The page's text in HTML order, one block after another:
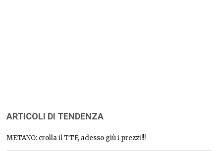
ARTICOLI DI TENDENZA
METANO: crolla il TTF, adesso giù i prezzi!!!